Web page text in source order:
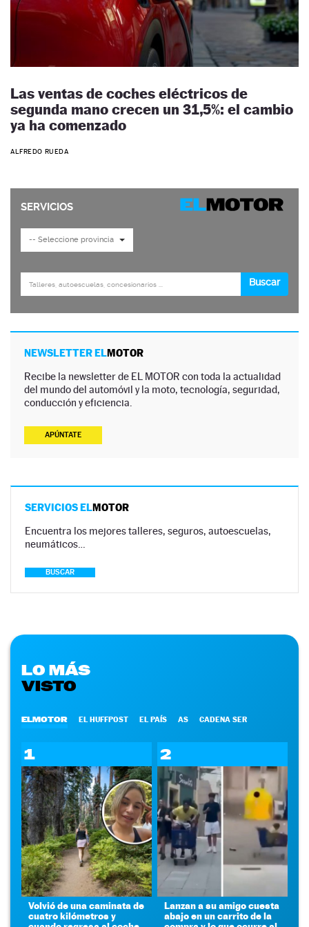
Las ventas de coches eléctricos de
segunda mano crecen un 31,5%: el cambio
ya ha comenzado
ALFREDO RUEDA
NEWSLETTER ELMOTOR
Recibe la newsletter de EL MOTOR con toda la actualidad
del mundo del automóvil y la moto, tecnología, seguridad,
conducción y eficiencia.
APÚNTATE
SERVICIOS ELMOTOR
Encuentra los mejores talleres, seguros, autoescuelas,
neumáticos…
BUSCAR
LO MÁS
VISTO
ELMOTOR EL HUFFPOST EL PAÍS AS CADENA SER
1
Volvió de una caminata de
cuatro kilómetros y
2
Lanzan a su amigo cuesta
abajo en un carrito de la